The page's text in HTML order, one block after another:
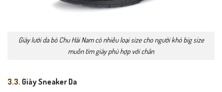
Giày lười da bò Chu Hải Nam có nhiều loại size cho người khó big size
muốn tìm giày phù hợp với chân
3.3. Giày Sneaker Da